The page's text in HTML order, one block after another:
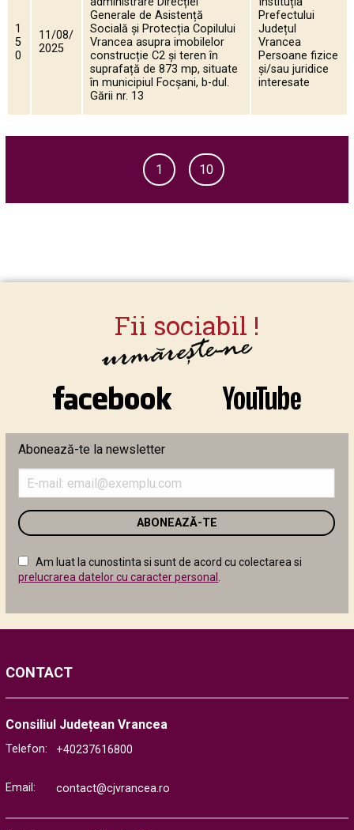
1
5
0
11/08/
2025
Generale de Asistență
Socială și Protecția Copilului
Vrancea asupra imobilelor
construcție C2 și teren în
suprafață de 873 mp, situate
în municipiul Focșani, b-dul.
Gării nr. 13
Prefectului
Județul
Vrancea
Persoane fizice
și/sau juridice
interesate
1 10
Abonează-te la newsletter
adresa
email
în
următor
Am luat la cunostinta si sunt de acord cu colectarea si
prelucrarea datelor cu caracter personal
CONTACT
Consiliul Județean Vrancea
Telefon: +40237616800
Email: contact@cjvrancea.ro